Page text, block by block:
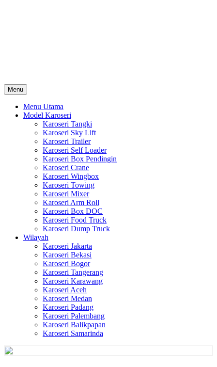
Menu
Menu Utama
Model Karoseri
Karoseri Tangki
Karoseri Sky Lift
Karoseri Trailer
Karoseri Self Loader
Karoseri Box Pendingin
Karoseri Crane
Karoseri Wingbox
Karoseri Towing
Karoseri Mixer
Karoseri Arm Roll
Karoseri Box DOC
Karoseri Food Truck
Karoseri Dump Truck
Wilayah
Karoseri Jakarta
Karoseri Bekasi
Karoseri Bogor
Karoseri Tangerang
Karoseri Karawang
Karoseri Aceh
Karoseri Medan
Karoseri Padang
Karoseri Palembang
Karoseri Balikpapan
Karoseri Samarinda